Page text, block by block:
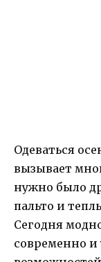
Одеваться
вызывает
нужно было
пальто и
Сегодня
современно и